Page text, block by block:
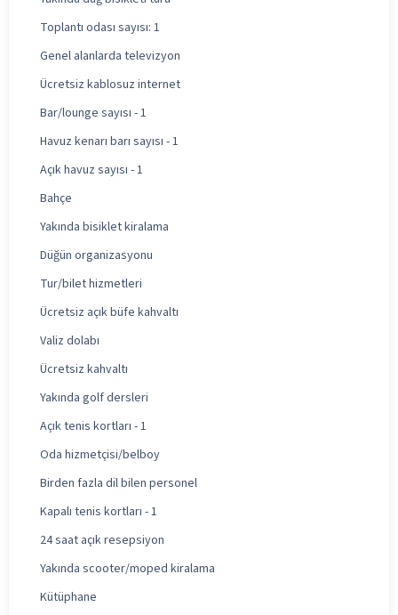
Toplantı odası sayısı: 1
Genel alanlarda televizyon
Ücretsiz kablosuz internet
Bar/lounge sayısı - 1
Havuz kenarı barı sayısı - 1
Açık havuz sayısı - 1
Bahçe
Yakında bisiklet kiralama
Düğün organizasyonu
Tur/bilet hizmetleri
Ücretsiz açık büfe kahvaltı
Valiz dolabı
Ücretsiz kahvaltı
Yakında golf dersleri
Açık tenis kortları - 1
Oda hizmetçisi/belboy
Birden fazla dil bilen personel
Kapalı tenis kortları - 1
24 saat açık resepsiyon
Yakında scooter/moped kiralama
Kütüphane